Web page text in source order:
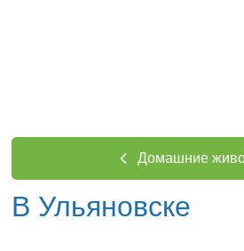
Домашние
В Ульяновске